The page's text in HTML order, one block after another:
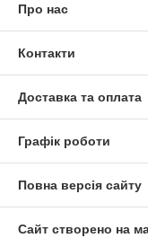
Про нас
Контакти
Доставка та оплата
Графік роботи
Повна версія сайту
Сайт створено на